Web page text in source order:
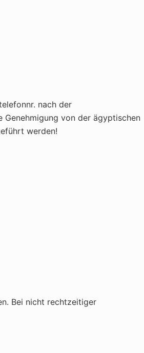
nach der
von der ägyptischen
werden!
Bei nicht rechtzeitiger